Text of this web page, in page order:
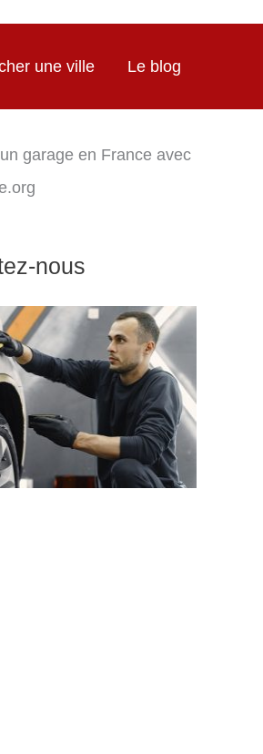
une ville Le blog
garage en France avec
nous